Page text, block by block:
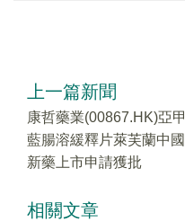
上一篇新聞
康哲藥業(00867.HK)亞甲
藍腸溶緩釋片萊芙蘭中國
新藥上市申請獲批
相關文章